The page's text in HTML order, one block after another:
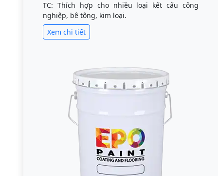
TC: Thích hợp cho nhiều loại kết cấu công
nghiệp, bê tông, kim loại.
Xem chi tiết